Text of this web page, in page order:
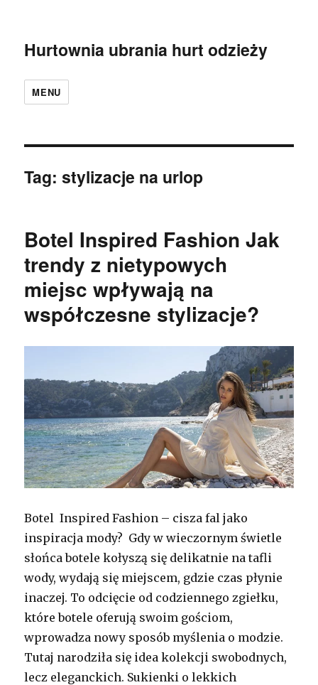
Hurtownia ubrania hurt odzieży
MENU
Tag:stylizacje na urlop
Botel Inspired Fashion Jak
trendy z nietypowych
miejsc wpływają na
współczesne stylizacje?
Botel Inspired Fashion – cisza fal jako
inspiracja mody? Gdy w wieczornym świetle
słońca botele kołyszą się delikatnie na tafli
wody, wydają się miejscem, gdzie czas płynie
inaczej. To odcięcie od codziennego zgiełku,
które botele oferują swoim gościom,
wprowadza nowy sposób myślenia o modzie.
Tutaj narodziła się idea kolekcji swobodnych,
lecz eleganckich. Sukienki o lekkich